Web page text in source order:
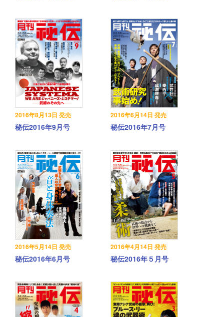
2016年8月13日 発売
秘伝2016年9月号
2016年6月14日 発売
秘伝2016年7月号
2016年5月14日 発売
秘伝2016年6月号
2016年4月14日 発売
秘伝2016年５月号